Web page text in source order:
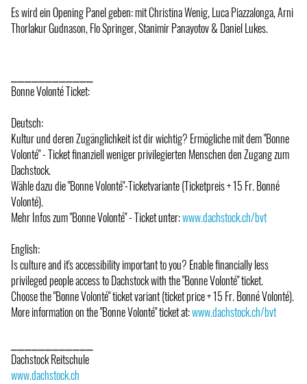
Es wird ein Opening Panel geben: mit Christina Wenig, Luca Piazzalonga, Arni
Thorlakur Gudnason, Flo Springer, Stanimir Panayotov & Daniel Lukes.
Bonne Volonté Ticket:
Deutsch:
Kultur und deren Zugänglichkeit ist dir wichtig? Ermögliche mit dem "Bonne
Volonté" - Ticket finanziell weniger privilegierten Menschen den Zugang zum
Dachstock.
Wähle dazu die "Bonne Volonté"-Ticketvariante (Ticketpreis + 15 Fr. Bonné
Volonté).
Mehr Infos zum "Bonne Volonté" - Ticket unter:www.dachstock.ch/bvt
English:
Is culture and it's accessibility important to you? Enable financially less
privileged people access to Dachstock with the "Bonne Volonté" ticket.
Choose the "Bonne Volonté" ticket variant (ticket price + 15 Fr. Bonné Volonté).
More information on the "Bonne Volonté" ticket at:www.dachstock.ch/bvt
Dachstock Reitschule
www.dachstock.ch